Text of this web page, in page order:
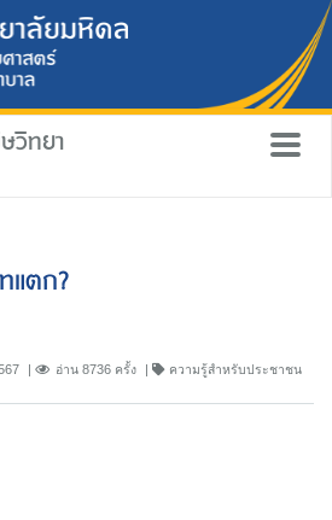
วิทยา
แตก?
อ่าน 8736 ครั้ง ความรู้สำหรับประชาชน